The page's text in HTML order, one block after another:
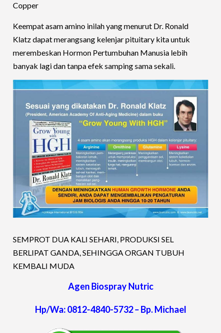
Copper
Keempat asam amino inilah yang menurut Dr. Ronald
Klatz dapat merangsang kelenjar pituitary kita untuk
merembeskan Hormon Pertumbuhan Manusia lebih
banyak lagi dan tanpa efek samping sama sekali.
SEMPROT DUA KALI SEHARI, PRODUKSI SEL
BERLIPAT GANDA, SEHINGGA ORGAN TUBUH
KEMBALI MUDA
Agen Biospray Nutric
Hp/Wa: 0812-4840-5732 – Bp. Michael